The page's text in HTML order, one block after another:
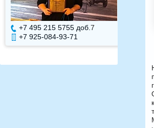
+7 495 215 5755 доб. 7
+7 925-084-93-71